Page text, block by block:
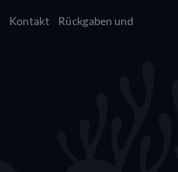
Kontakt
Rückgaben und